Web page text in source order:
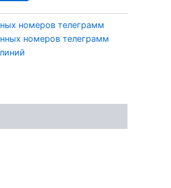
номеров телеграмм
номеров телеграмм